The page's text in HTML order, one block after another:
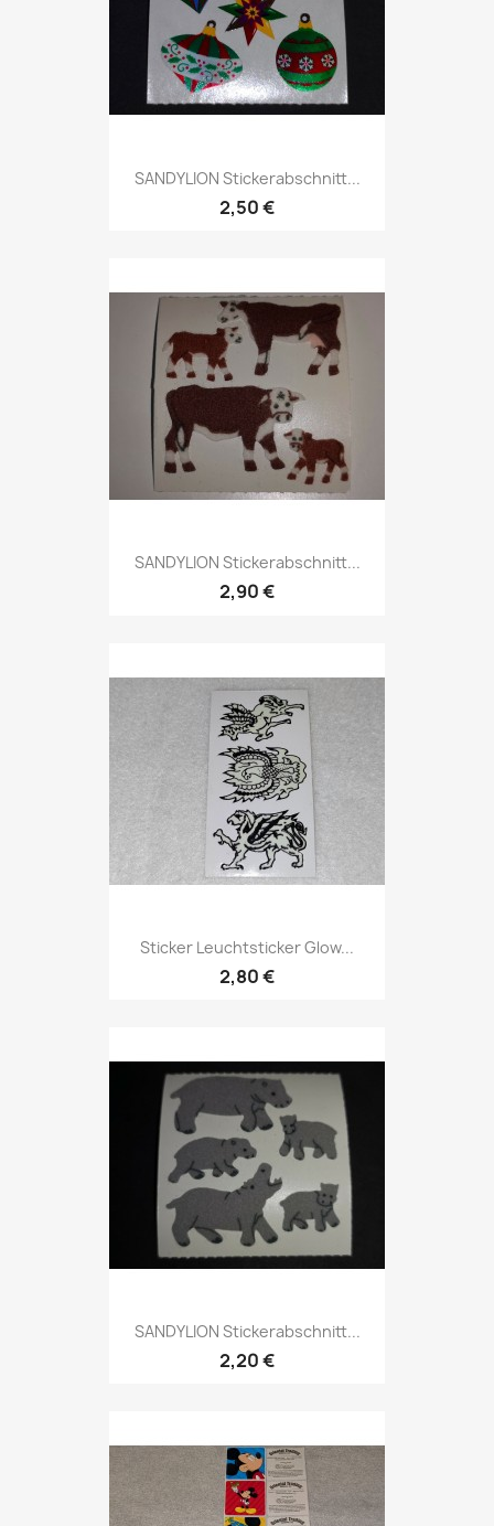
SANDYLION Stickerabschnitt...
2,50 €
SANDYLION Stickerabschnitt...
2,90 €
Sticker Leuchtsticker Glow...
2,80 €
SANDYLION Stickerabschnitt...
2,20 €